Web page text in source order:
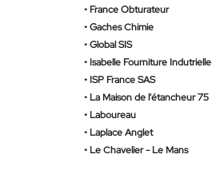
• France Obturateur
•Gaches Chimie
•Global SIS
• Isabelle Fourniture Indutrielle
• ISP France SAS
• La Maison de l'étancheur 75
• Laboureau
• Laplace Anglet
• Le Chavelier - Le Mans